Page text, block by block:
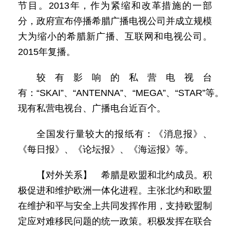
节目。2013年，作为紧缩和改革措施的一部
分，政府宣布停播希腊广播电视公司并成立规模
大为缩小的希腊新广播、互联网和电视公司。
2015年复播。
较有影响的私营电视台
有：“SKAI”、“ANTENNA”、“MEGA”、“STAR”等。
现有私营电视台、广播电台近百个。
全国发行量较大的报纸有：《消息报》、
《每日报》、《论坛报》、《海运报》等。
【对外关系】 希腊是欧盟和北约成员。积
极促进和维护欧洲一体化进程。主张北约和欧盟
在维护和平与安全上共同发挥作用，支持欧盟制
定应对难移民问题的统一政策。积极发挥在联合